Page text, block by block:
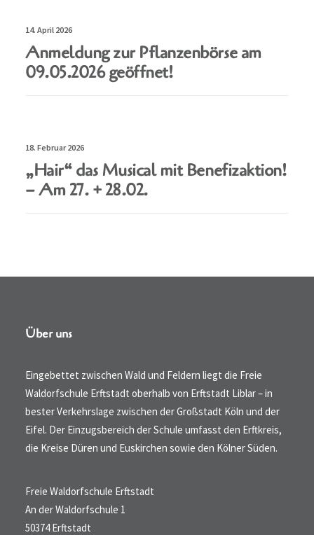
14. April 2026
Anmeldung zur Pflanzenbörse am
09.05.2026 geöffnet!
18. Februar 2026
„Hair“ das Musical mit Benefizaktion!
– Am 27. + 28.02.
Über uns
Eingebettet zwischen Wald und Feldern liegt die Freie
Waldorfschule Erftstadt oberhalb von Erftstadt Liblar – in
bester Verkehrslage zwischen der Großstadt Köln und der
Eifel. Der Einzugsbereich der Schule umfasst den Erftkreis,
die Kreise Düren und Euskirchen sowie den Kölner Süden.
Freie Waldorfschule Erftstadt
An der Waldorfschule 1
50374 Erftstadt